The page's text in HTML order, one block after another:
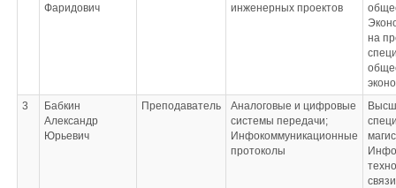
Фаридович
инженерных проектов
на
3
Бабкин
Александр
Юрьевич
Преподаватель
Аналоговые и цифровые
системы передачи;
Инфокоммуникационные
протоколы
связи